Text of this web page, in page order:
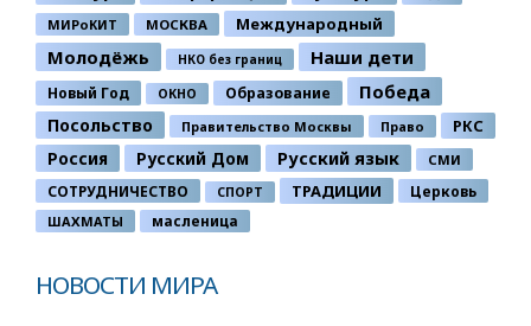
МИРоКИТ МОСКВА Международный
Молодёжь НКО без границ Наши дети
Новый Год ОКНО Образование Победа
Посольство Правительство Москвы Право РКС
Россия Русский Дом Русский язык СМИ
СОТРУДНИЧЕСТВО СПОРТ ТРАДИЦИИ Церковь
ШАХМАТЫ масленица
НОВОСТИ МИРА